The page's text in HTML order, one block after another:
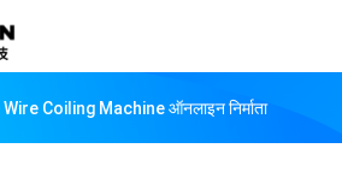
Coiling Machine ऑनलाइन निर्माता